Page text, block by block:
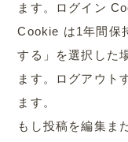
ます。ログイン
Cookie は1年間保
する」を選択した
ます。ログアウト
ます。
もし投稿を編集ま